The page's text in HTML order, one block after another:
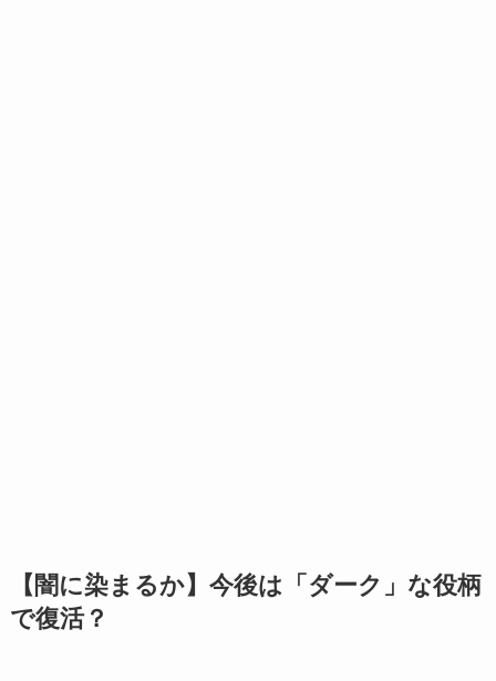
【闇に染まるか】今後は「ダーク」な役柄
で復活？